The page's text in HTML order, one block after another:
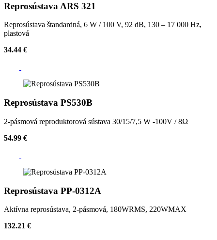
Reprosústava ARS 321
Reprosústava štandardná, 6 W / 100 V, 92 dB, 130 – 17 000 Hz,
plastová
34.44 €
Reprosústava PS530B
2-pásmová reproduktorová sústava 30/15/7,5 W -100V / 8Ω
54.99 €
Reprosústava PP-0312A
Aktívna reprosústava, 2-pásmová, 180WRMS, 220WMAX
132.21 €